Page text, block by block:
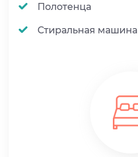
Полотенца
Стиральная машина